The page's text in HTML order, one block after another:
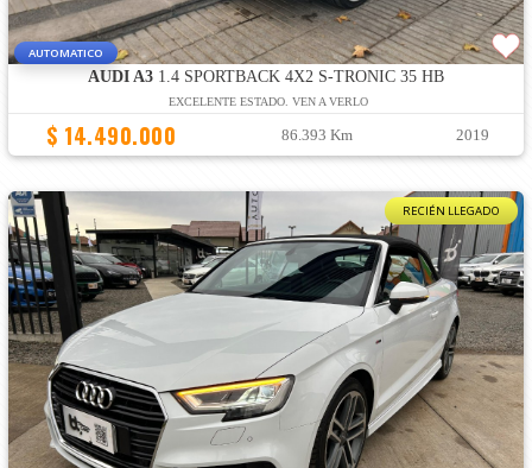
AUTOMATICO
AUDI A31.4 SPORTBACK 4X2 S-TRONIC 35 HB
EXCELENTE ESTADO. VEN A VERLO
$ 14.490.000 86.393 Km 2019
RECIÉN LLEGADO